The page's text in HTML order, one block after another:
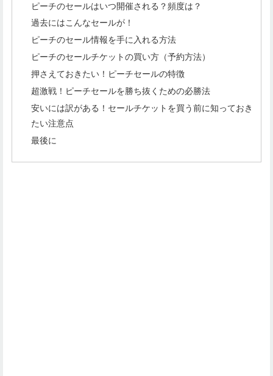
ピーチのセールはいつ開催される？頻度は？
過去にはこんなセールが！
ピーチのセール情報を手に入れる方法
ピーチのセールチケットの買い方（予約方法）
押さえておきたい！ピーチセールの特徴
超激戦！ピーチセールを勝ち抜くための必勝法
安いには訳がある！セールチケットを買う前に知っておき
たい注意点
最後に